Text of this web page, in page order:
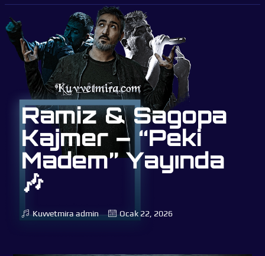
Ramiz & Sagopa
Kajmer – “Peki
Madem” Yayında
🎶
Kuvvetmiraadmin Ocak 22, 2026